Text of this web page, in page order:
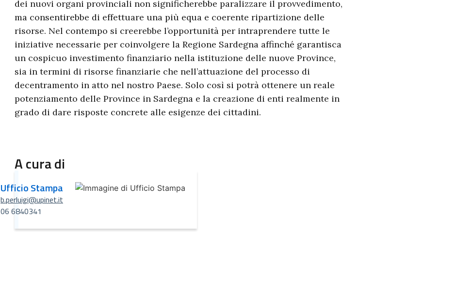
dei nuovi organi provinciali non significherebbe paralizzare il provvedimento,
ma consentirebbe di effettuare una più equa e coerente ripartizione delle
risorse. Nel contempo si creerebbe l’opportunità per intraprendere tutte le
iniziative necessarie per coinvolgere la Regione Sardegna affinché garantisca
un cospicuo investimento finanziario nella istituzione delle nuove Province,
sia in termini di risorse finanziarie che nell’attuazione del processo di
decentramento in atto nel nostro Paese. Solo così si potrà ottenere un reale
potenziamento delle Province in Sardegna e la creazione di enti realmente in
grado di dare risposte concrete alle esigenze dei cittadini.
A cura di
Ufficio Stampa
b.perluigi@upinet.it
06 6840341